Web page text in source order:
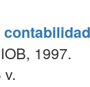
1997.